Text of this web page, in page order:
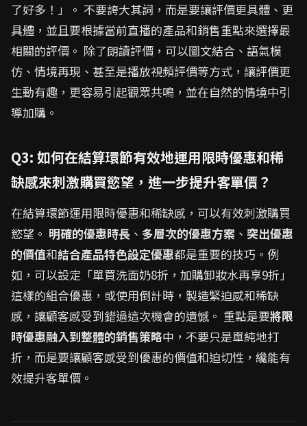
了好多！」。 不要誇大其詞，而是要讓評價更具體、更
具體，並且要根據當前直播的產品和銷售重點來選擇最
相關的評價。 除了朗讀評價，可以圖文結合、語氣模
仿、情境再現、甚至是播放視頻評價等方式，讓評價更
生動有趣，更容易引起觀眾共鳴，並在自然的情境中引
導加購。
Q3: 如何在結算環節有效地運用限時優惠和稀
缺感來刺激購買慾望，進一步提升客單價？
在結算環節運用限時優惠和稀缺感，可以有效刺激購買
慾望。 明確的優惠時長 、 多層次的優惠方案 、 突出優惠
的價值和結合產品特色設定優惠都是重要的技巧。例
如，可以設定「單買洗面奶8折，加購卸妝水再享9折」
這樣的組合優惠，或使用倒計時，製造緊迫感和稀缺
感，讓顧客感受到錯過這次機會的遺憾。 重點是要將限
時優惠融入到整體的銷售策略中，不要只是單純地打
折，而是要讓顧客感受到優惠的價值和迫切性，纔能有
效提升客單價。